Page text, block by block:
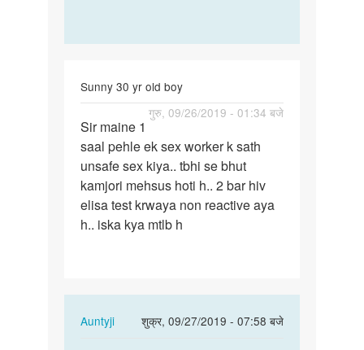
Sunny 30 yr old boy
गुरु, 09/26/2019 - 01:34 बजे
Sir
maine
1
saal
pehle
ek…
Sir maine 1
saal pehle ek sex worker k sath
unsafe sex kiya.. tbhi se bhut
kamjori mehsus hoti h.. 2 bar hiv
elisa test krwaya non reactive aya
h.. iska kya mtlb h
Auntyji
शुक्र, 09/27/2019 - 07:58 बजे
In